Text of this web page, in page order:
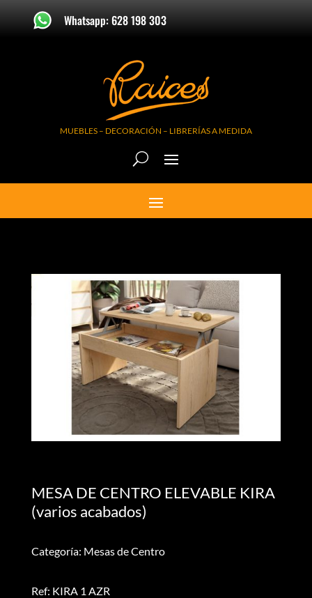
Whatsapp: 628 198 303
MUEBLES – DECORACIÓN – LIBRERÍAS A MEDIDA
MESA DE CENTRO ELEVABLE KIRA
(varios acabados)
Categoría: Mesas de Centro
Ref: KIRA 1 AZR